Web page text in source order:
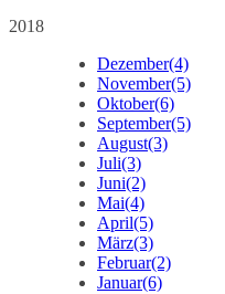
2018
Dezember(4)
November(5)
Oktober(6)
September(5)
August(3)
Juli(3)
Juni(2)
Mai(4)
April(5)
März(3)
Februar(2)
Januar(6)